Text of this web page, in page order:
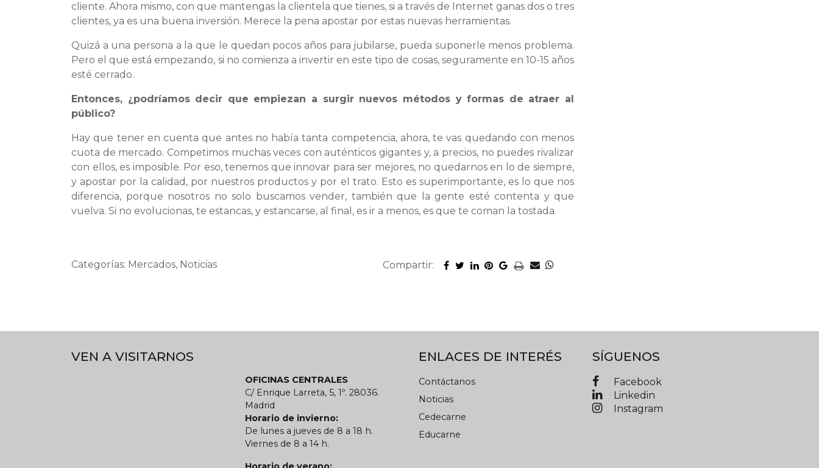
cliente. Ahora mismo, con que mantengas la clientela que tienes, si a través de Internet ganas dos o tres
clientes, ya es una buena inversión. Merece la pena apostar por estas nuevas herramientas.
Quizá a una persona a la que le quedan pocos años para jubilarse, pueda suponerle menos problema.
Pero el que está empezando, si no comienza a invertir en este tipo de cosas, seguramente en 10-15 años
esté cerrado.
Entonces, ¿podríamos decir que empiezan a surgir nuevos métodos y formas de atraer al
público?
Hay que tener en cuenta que antes no había tanta competencia, ahora, te vas quedando con menos
cuota de mercado. Competimos muchas veces con auténticos gigantes y, a precios, no puedes rivalizar
con ellos, es imposible. Por eso, tenemos que innovar para ser mejores, no quedarnos en lo de siempre,
y apostar por la calidad, por nuestros productos y por el trato. Esto es superimportante, es lo que nos
diferencia, porque nosotros no solo buscamos vender, también que la gente esté contenta y que
vuelva. Si no evolucionas, te estancas, y estancarse, al final, es ir a menos, es que te coman la tostada.
Categorías: Mercados, Noticias Compartir:
VEN A VISITARNOS
OFICINAS CENTRALES
C/ Enrique Larreta, 5, 1º. 28036.
Madrid
Horario de invierno:
De lunes a jueves de 8 a 18 h.
Viernes de 8 a 14 h.
ENLACES DE INTERÉS
Contáctanos
Noticias
Cedecarne
Educarne
SÍGUENOS
Facebook
Linkedin
Instagram